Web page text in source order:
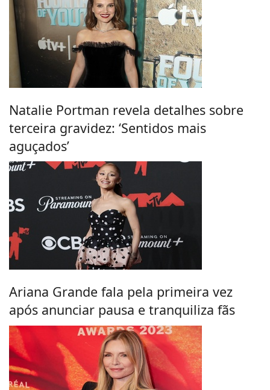
Natalie Portman revela detalhes sobre
terceira gravidez: ‘Sentidos mais
aguçados’
Ariana Grande fala pela primeira vez
após anunciar pausa e tranquiliza fãs